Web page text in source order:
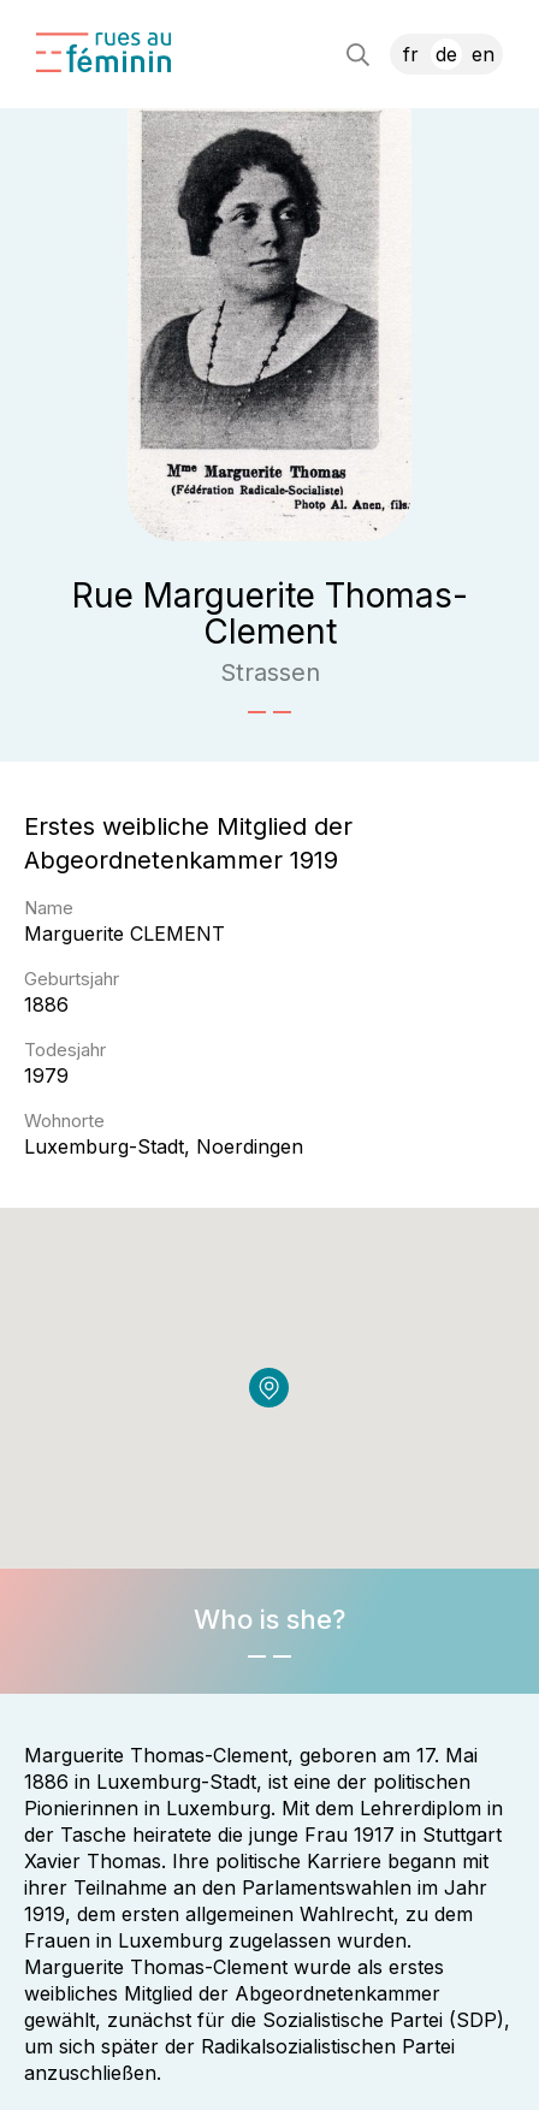
fr de en
Rue Marguerite Thomas-
Clement
Strassen
Erstes weibliche Mitglied der
Abgeordnetenkammer 1919
Name
Marguerite CLEMENT
Geburtsjahr
1886
Todesjahr
1979
Wohnorte
Luxemburg-Stadt, Noerdingen
Who is she?
Marguerite Thomas-Clement, geboren am 17. Mai
1886 in Luxemburg-Stadt, ist eine der politischen
Pionierinnen in Luxemburg. Mit dem Lehrerdiplom in
der Tasche heiratete die junge Frau 1917 in Stuttgart
Xavier Thomas. Ihre politische Karriere begann mit
ihrer Teilnahme an den Parlamentswahlen im Jahr
1919, dem ersten allgemeinen Wahlrecht, zu dem
Frauen in Luxemburg zugelassen wurden.
Marguerite Thomas-Clement wurde als erstes
weibliches Mitglied der Abgeordnetenkammer
gewählt, zunächst für die Sozialistische Partei (SDP),
um sich später der Radikalsozialistischen Partei
anzuschließen.